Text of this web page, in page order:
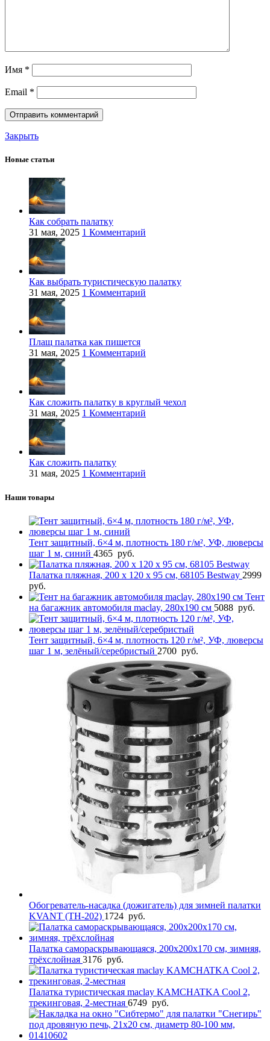
Имя *
Email *
Закрыть
Новые статьи
Как собрать палатку
31 мая, 2025 1 Комментарий
Как выбрать туристическую палатку
31 мая, 2025 1 Комментарий
Плащ палатка как пишется
31 мая, 2025 1 Комментарий
Как сложить палатку в круглый чехол
31 мая, 2025 1 Комментарий
Как сложить палатку
31 мая, 2025 1 Комментарий
Наши товары
Тент защитный, 6×4 м, плотность 180 г/м², УФ, люверсы
шаг 1 м, синий 4365 руб.
Палатка пляжная, 200 x 120 x 95 см, 68105 Bestway 2999
руб.
Тент
на багажник автомобиля maclay, 280х190 см 5088 руб.
Тент защитный, 6×4 м, плотность 120 г/м², УФ, люверсы
шаг 1 м, зелёный/серебристый 2700 руб.
Обогреватель-насадка (дожигатель) для зимней палатки
KVANT (TH-202) 1724 руб.
Палатка самораскрывающаяся, 200х200х170 см, зимняя,
трёхслойная 3176 руб.
Палатка туристическая maclay KAMCHATKA Сool 2,
трекинговая, 2-местная 6749 руб.